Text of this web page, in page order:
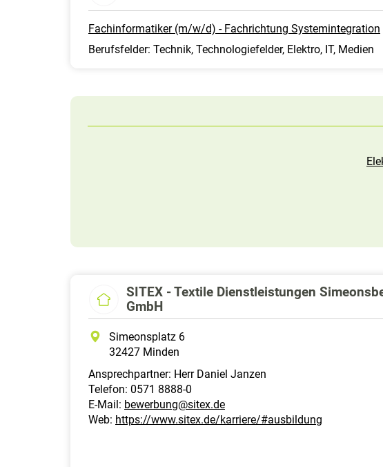
Fachinformatiker (m/w/d) - Fachrichtung Systemintegration
Berufsfelder: Technik, Technologiefelder, Elektro, IT, Medien
SITEX - Textile Dienstleistungen
GmbH
Simeonsplatz 6
32427 Minden
Ansprechpartner: Herr Daniel Janzen
Telefon: 0571 8888-0
E-Mail: bewerbung@sitex.de
Web: https://www.sitex.de/karriere/#ausbildung